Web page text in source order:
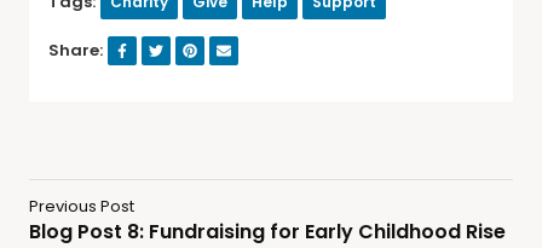
Share:
Previous Post
Blog Post 8: Fundraising for Early Childhood Rise